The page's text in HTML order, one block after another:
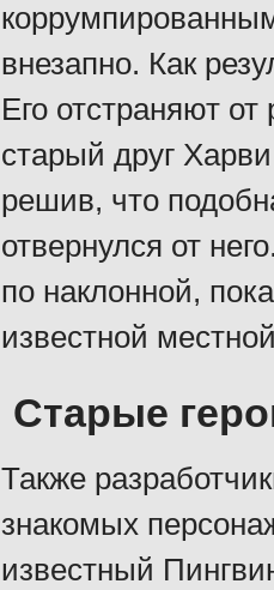
внезапно. Как
Его отстраняют
старый друг
решив, что
отвернулся от
по наклонной,
известной
Старые
Также
знакомых
известный